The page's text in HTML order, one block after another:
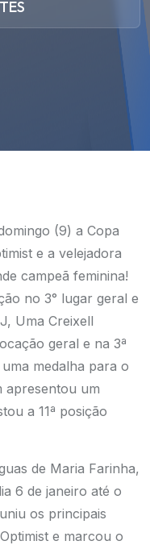
(9) a Copa
e a velejadora
campeã feminina!
no 3° lugar geral e
Uma Creixell
geral e na 3ª
medalha para o
apresentou um
a 11ª posição
de Maria Farinha,
6 de janeiro até o
os principais
e marcou o